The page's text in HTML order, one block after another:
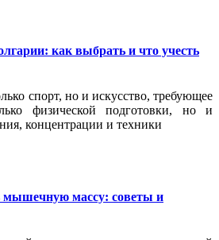
как выбрать и что учесть
спорт, но и искусство, требующее
физической подготовки, но и
концентрации и техники
мышечную массу: советы и